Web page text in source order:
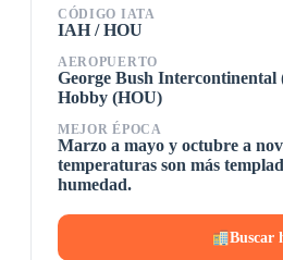
CÓDIGO IATA
IAH / HOU
AEROPUERTO
George Bush
Hobby (HOU)
MEJOR ÉPOCA
Marzo a mayo y octubre a
temperaturas son más
humedad.
Buscar